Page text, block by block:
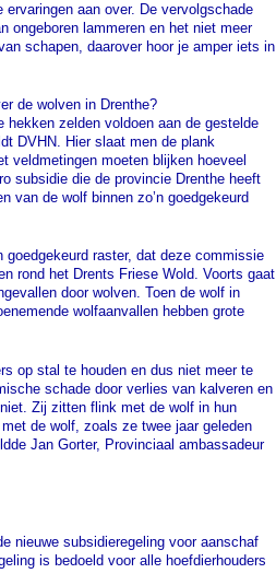
ervaringen aan over. De vervolgschade
ongeboren lammeren en het niet meer
schapen, daarover hoor je amper iets in
de wolven in Drenthe?
hekken zelden voldoen aan de gestelde
DVHN. Hier slaat men de plank
veldmetingen moeten blijken hoeveel
subsidie die de provincie Drenthe heeft
van de wolf binnen zo’n goedgekeurd
raster, dat deze commissie
rond het Drents Friese Wold. Voorts gaat
door wolven. Toen de wolf in
wolfaanvallen hebben grote
op stal te houden en dus niet meer te
schade door verlies van kalveren en
Zij zitten flink met de wolf in hun
de wolf, zoals ze twee jaar geleden
Jan Gorter, Provinciaal ambassadeur
nieuwe subsidieregeling voor aanschaf
is bedoeld voor alle hoefdierhouders